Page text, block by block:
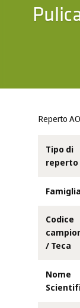
Reperto
Tipo di
reperto
Famiglia
Codice
/ Teca
Nome